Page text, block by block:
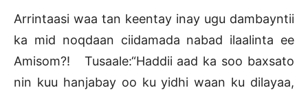
Arrintaasi waa tan keentay inay ugu dambayntii
ka mid noqdaan ciidamada nabad ilaalinta ee
Amisom?! Tusaale:“Haddii aad ka soo baxsato
nin kuu hanjabay oo ku yidhi waan ku dilayaa,